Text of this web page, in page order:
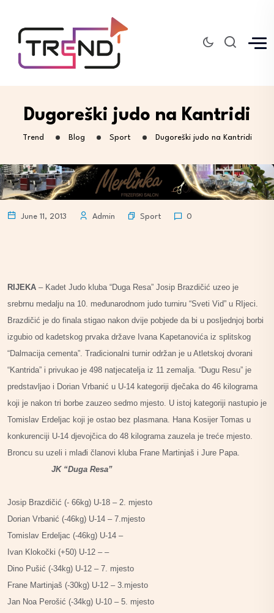
Dugoreški judo na Kantridi
Trend Blog Sport Dugoreški judo na Kantridi
June 11, 2013 Admin Sport 0
RIJEKA – Kadet Judo kluba “Duga Resa” Josip Brazdičić uzeo je
srebrnu medalju na 10. međunarodnom judo turniru “Sveti Vid” u RIjeci.
Brazdičić je do finala stigao nakon dvije pobjede da bi u posljednjoj borbi
izgubio od kadetskog prvaka države Ivana Kapetanovića iz splitskog
“Dalmacija cementa”. Tradicionalni turnir održan je u Atletskoj dvorani
“Kantrida” i privukao je 498 natjecatelja iz 11 zemalja. “Dugu Resu” je
predstavljao i Dorian Vrbanić u U-14 kategoriji dječaka do 46 kilograma
koji je nakon tri borbe zauzeo sedmo mjesto. U istoj kategoriji nastupio je
Tomislav Erdeljac koji je ostao bez plasmana. Hana Kosijer Tomas u
konkurenciji U-14 djevojčica do 48 kilograma zauzela je treće mjesto.
Broncu su uzeli i mlađi članovi kluba Frane Martinjaš i Jure Papa.
JK “Duga Resa”
Josip Brazdičić (- 66kg) U-18 – 2. mjesto
Dorian Vrbanić (-46kg) U-14 – 7.mjesto
Tomislav Erdeljac (-46kg) U-14 –
Ivan Klokočki (+50) U-12 – –
Dino Pušić (-34kg) U-12 – 7. mjesto
Frane Martinjaš (-30kg) U-12 – 3.mjesto
Jan Noa Perošić (-34kg) U-10 – 5. mjesto